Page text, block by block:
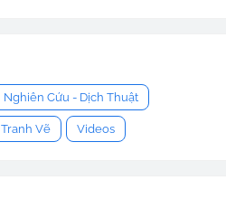
Nghiên Cứu - Dịch Thuật
Tranh Vẽ Videos